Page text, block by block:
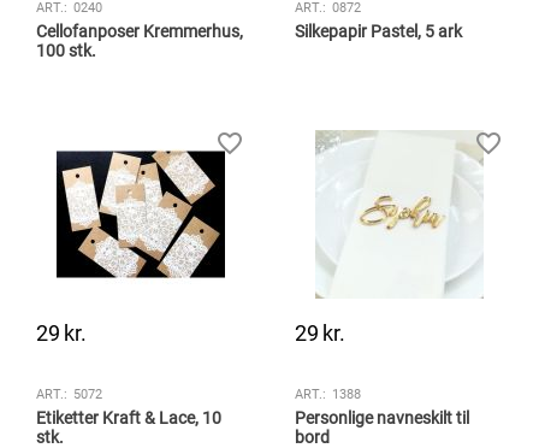
ART.: 0240
Cellofanposer Kremmerhus,
100 stk.
ART.: 0872
Silkepapir Pastel, 5 ark
29 kr.
ART.: 5072
Etiketter Kraft & Lace, 10
stk.
29 kr.
ART.: 1388
Personlige navneskilt til
bord